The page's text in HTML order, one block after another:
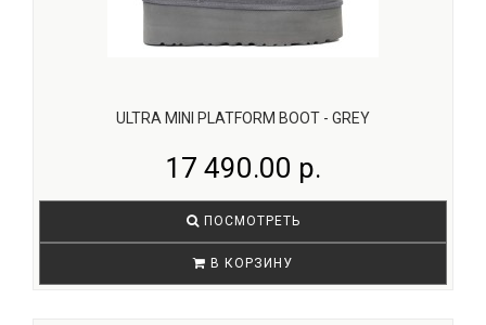
ULTRA MINI PLATFORM BOOT - GREY
17 490.00 р.
ПОСМОТРЕТЬ
В КОРЗИНУ